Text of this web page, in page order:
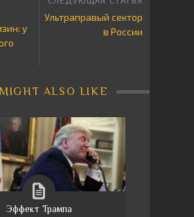
у
Ультраправый сектор
в России
ALSO LIKE
Эффект Трампа